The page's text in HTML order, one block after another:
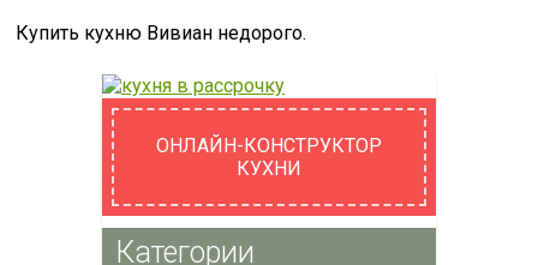
Купить кухню Вивиан недорого.
ОНЛАЙН-КОНСТРУКТОР
КУХНИ
Категории